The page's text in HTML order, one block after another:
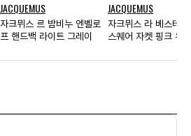
JACQUEMUS
자크뮈스 르 밤비누 엔벨로
프 핸드백 라이트 그레이
JACQUEMUS
자크뮈스 라 베스테
스퀘어 자켓 핑크 우